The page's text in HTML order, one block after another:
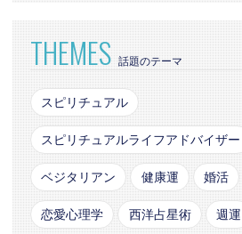
THEMES 話題のテーマ
スピリチュアル
スピリチュアルライフアドバイザー
ベジタリアン 健康運 婚活
恋愛心理学 西洋占星術 週運